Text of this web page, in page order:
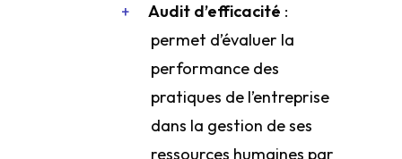
Audit d’efficacité :
permet d’évaluer la
performance des
pratiques de l’entreprise
dans la gestion de ses
ressources humaines par